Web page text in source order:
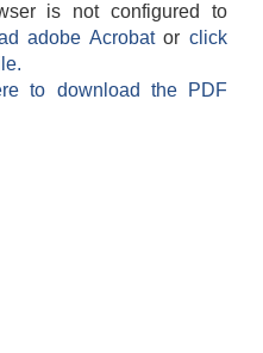
is not configured to
adobe Acrobatorclick
to download the PDF